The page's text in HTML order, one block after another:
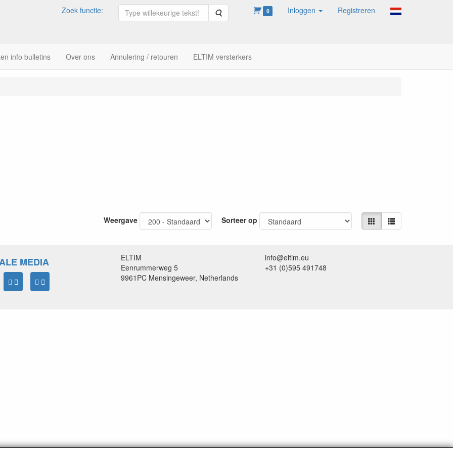
Zoek functie: Zoeken 0 Inloggen Registreren
info bulletins Over ons Annulering / retouren ELTIM versterkers
Weergave Sorteer op
MEDIA
ELTIM
Eenrummerweg 5
9961PC Mensingeweer, Netherlands
info@eltim.eu
+31 (0)595 491748